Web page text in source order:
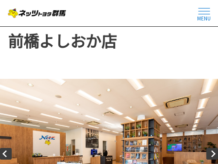
MENU
前橋よしおか店